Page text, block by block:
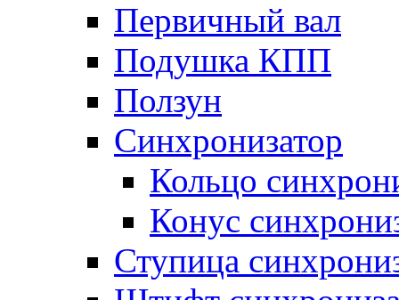
Первичный вал
Подушка КПП
Ползун
Синхронизатор
Кольцо
Конус
Ступица